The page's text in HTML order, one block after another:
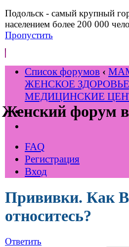
Подольск - самый крупный
населением более 200 000
Пропустить
Женский форум
Список форумов ‹
ЖЕНСКОЕ
МЕДИЦИНСКИЕ
FAQ
Регистрация
Вход
Прививки. Как
относитесь?
Ответить